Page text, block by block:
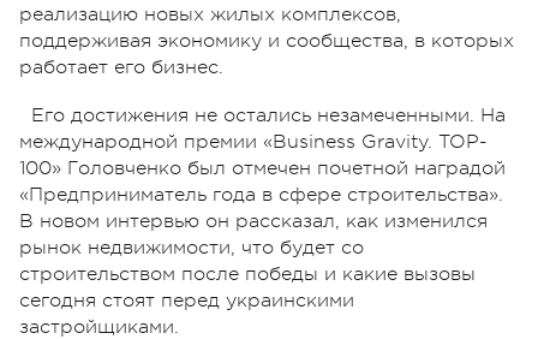
реализацию новых жилых комплексов,
поддерживая экономику и сообщества, в которых
работает его бизнес.
Его достижения не остались незамеченными. На
международной премии «Business Gravity. TOP-
100» Головченко был отмечен почетной наградой
«Предприниматель года в сфере строительства».
В новом интервью он рассказал, как изменился
рынок недвижимости, что будет со
строительством после победы и какие вызовы
сегодня стоят перед украинскими
застройщиками.